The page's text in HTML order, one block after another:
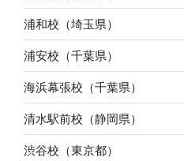
浦和校（埼玉県）
浦安校（千葉県）
海浜幕張校（千葉県）
清水駅前校（静岡県）
渋谷校（東京都）